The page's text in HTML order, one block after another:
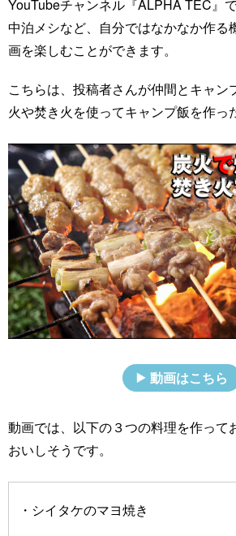
YouTubeチャンネル『ALPHA TEC』
中泊メシなど、自分ではなかなか作る
画を楽しむことができます。
こちらは、投稿者さんが仲間とキャン
火や焚き火を使ってキャンプ飯を作っ
動画はこちら
動画では、以下の３つの料理を作って
おいしそうです。
・シイタケのマヨ焼き